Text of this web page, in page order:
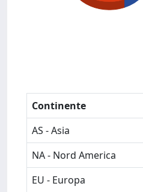
Continente
AS - Asia
NA - Nord America
EU - Europa